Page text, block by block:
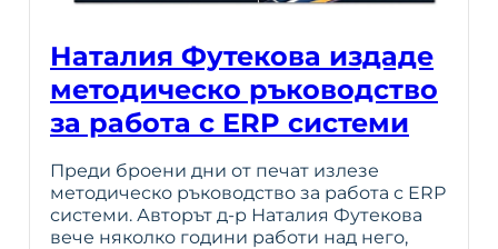
Наталия Футекова издаде
методическо ръководство
за работа с ERP системи
Преди броени дни от печат излезе
методическо ръководство за работа с ERP
системи. Авторът д-р Наталия Футекова
вече няколко години работи над него,